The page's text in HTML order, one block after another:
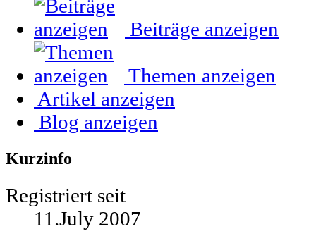
Beiträge anzeigen
Themen anzeigen
Artikel anzeigen
Blog anzeigen
Kurzinfo
Registriert seit
11.July 2007